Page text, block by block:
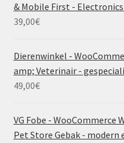
& Mobile First -
39,00€
Dierenwinkel -
amp; Veterinair -
49,00€
VG Fobe - WooCommerce
Pet Store Gebak - modern